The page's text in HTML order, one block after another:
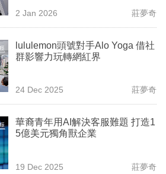
2 Jan 2026 莊夢奇
lululemon頭號對手Alo Yoga 借社
群影響力玩轉網紅界
24 Dec 2025 莊夢奇
華裔青年用AI解決客服難題 打造1
5億美元獨角獸企業
19 Dec 2025 莊夢奇